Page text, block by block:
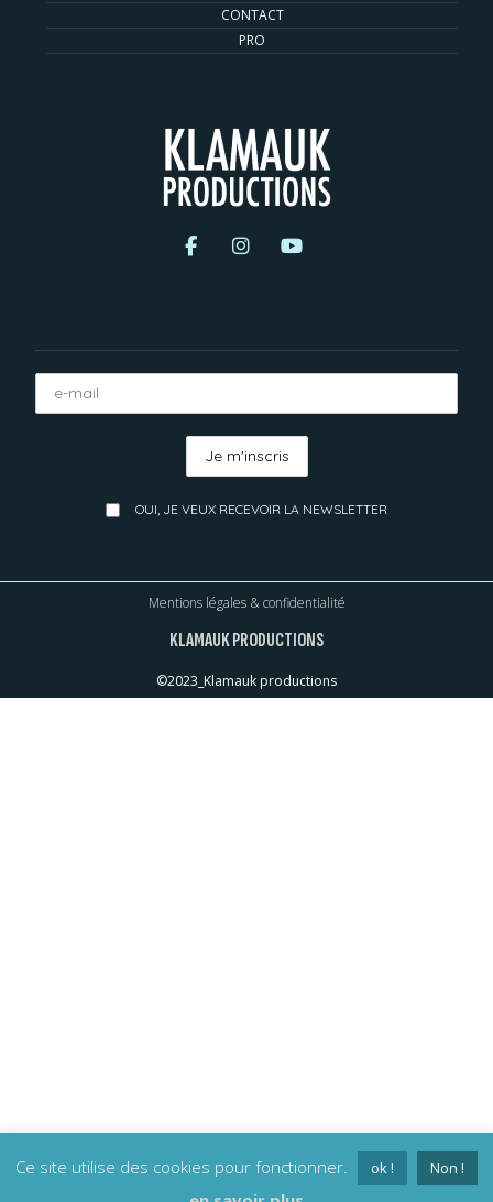
CONTACT
PRO
OUI, JE VEUX RECEVOIR LA NEWSLETTER
Mentions légales & confidentialité
KLAMAUK PRODUCTIONS
©2023_Klamauk productions
Ce site utilise des cookies pour fonctionner. ok ! Non !